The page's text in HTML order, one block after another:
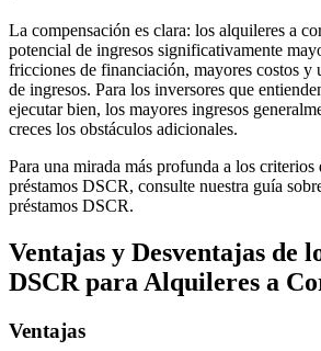
La compensación es clara: los alquileres a
potencial de ingresos significativamente
fricciones de financiación, mayores costos y
de ingresos. Para los inversores que
ejecutar bien, los mayores ingresos
creces los obstáculos adicionales.
Para una mirada más profunda a los
préstamos DSCR, consulte nuestra guía
préstamos DSCR.
Ventajas y Desventajas de
DSCR para Alquileres a
Ventajas